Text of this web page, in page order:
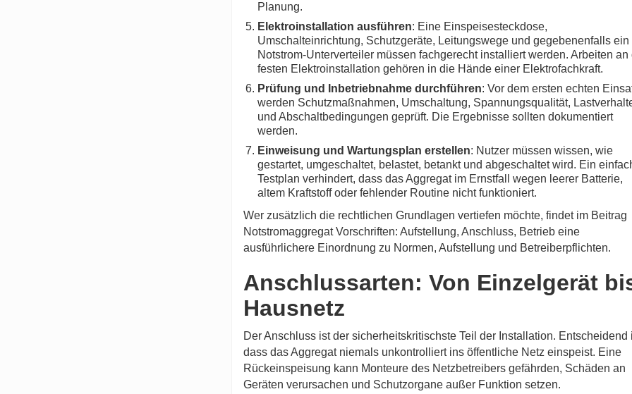
Planung.
Elektroinstallation ausführen: Eine Einspeisesteckdose,
Umschalteinrichtung, Schutzgeräte, Leitungswege und gegebenenfalls ein
Notstrom-Unterverteiler müssen fachgerecht installiert werden. Arbeiten an
festen Elektroinstallation gehören in die Hände einer Elektrofachkraft.
Prüfung und Inbetriebnahme durchführen: Vor dem ersten echten
werden Schutzmaßnahmen, Umschaltung, Spannungsqualität,
und Abschaltbedingungen geprüft. Die Ergebnisse sollten dokumentiert
werden.
Einweisung und Wartungsplan erstellen: Nutzer müssen wissen, wie
gestartet, umgeschaltet, belastet, betankt und abgeschaltet wird. Ein
Testplan verhindert, dass das Aggregat im Ernstfall wegen leerer Batterie,
altem Kraftstoff oder fehlender Routine nicht funktioniert.
Wer zusätzlich die rechtlichen Grundlagen vertiefen möchte, findet im Beitrag
Notstromaggregat Vorschriften: Aufstellung, Anschluss, Betriebeine
ausführlichere Einordnung zu Normen, Aufstellung und Betreiberpflichten.
Anschlussarten: Von Einzelgerät
Hausnetz
Der Anschluss ist der sicherheitskritischste Teil der Installation. Entscheidend
dass das Aggregat niemals unkontrolliert ins öffentliche Netz einspeist. Eine
Rückeinspeisung kann Monteure des Netzbetreibers gefährden, Schäden an
Geräten verursachen und Schutzorgane außer Funktion setzen.